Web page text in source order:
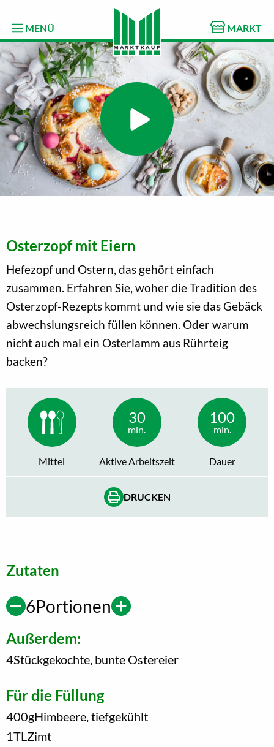
MENÜ MARKT
Osterzopf mit Eiern
Hefezopf und Ostern, das gehört einfach
zusammen. Erfahren Sie, woher die Tradition des
Osterzopf-Rezepts kommt und wie sie das Gebäck
abwechslungsreich füllen können. Oder warum
nicht auch mal ein Osterlamm aus Rührteig
backen?
Mittel
30
min.
Aktive Arbeitszeit
100
min.
Dauer
DRUCKEN
Zutaten
6Portionen
Außerdem:
4Stückgekochte, bunte Ostereier
Für die Füllung
400gHimbeere, tiefgekühlt
1TL Zimt